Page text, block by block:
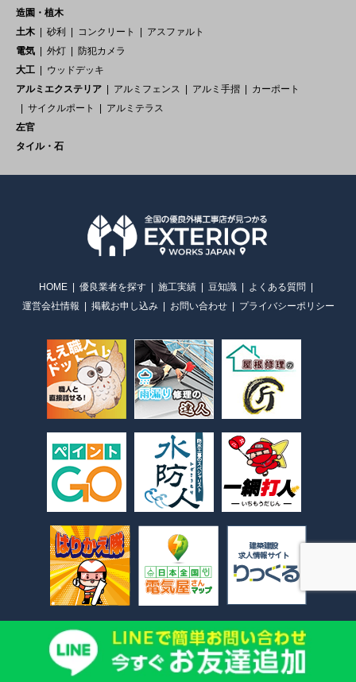
造園・植木
土木
砂利 コンクリート
アスファルト
電気
外灯
防犯カメラ
大工
ウッドデッキ
アルミエクステリア
アルミフェンス アルミ手摺
カーポート
サイクルポート
アルミテラス
左官
タイル・石
HOME 優良業者を探す 施工実績 豆知識
よくある質問
運営会社情報
掲載お申し込み お問い合わせ プライバシーポリシー
外構・エクステリア工事ならEXTERIOR WORKS JAPAN. All Rights Reserved.